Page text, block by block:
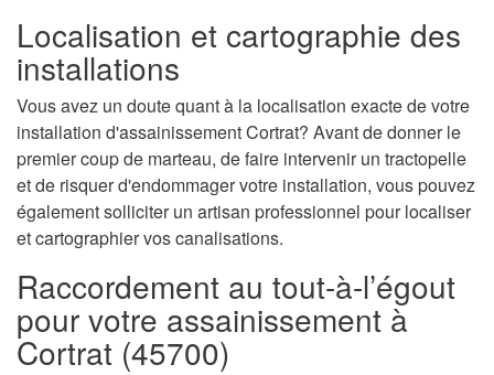
Localisation et cartographie des
installations
Vous avez un doute quant à la localisation exacte de votre
installation d'assainissement Cortrat? Avant de donner le
premier coup de marteau, de faire intervenir un tractopelle
et de risquer d'endommager votre installation, vous pouvez
également solliciter un artisan professionnel pour localiser
et cartographier vos canalisations.
Raccordement au tout-à-l’égout
pour votre assainissement à
Cortrat (45700)